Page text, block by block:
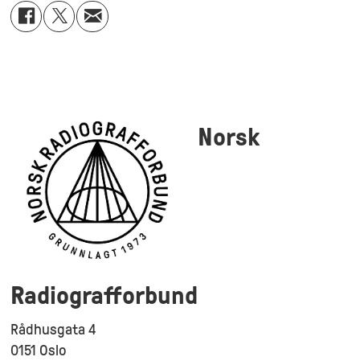
Norsk
Radiografforbund
Rådhusgata 4
0151 Oslo